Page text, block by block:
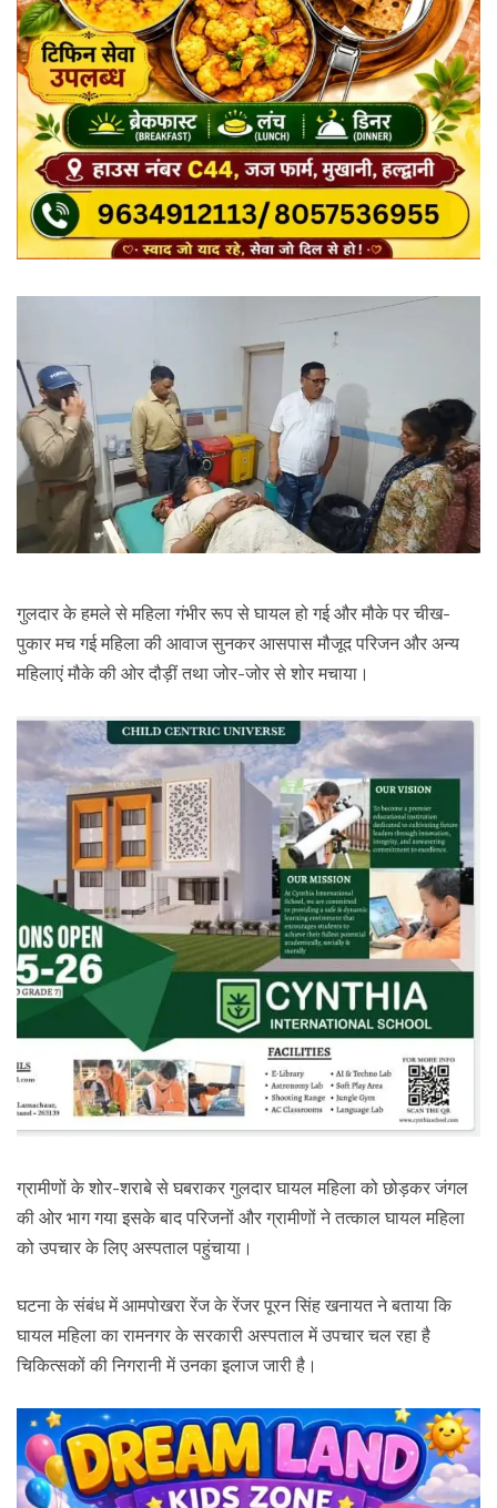
गुलदार के हमले से महिला गंभीर रूप से घायल हो गई और मौके पर चीख-
पुकार मच गई महिला की आवाज सुनकर आसपास मौजूद परिजन और अन्य
महिलाएं मौके की ओर दौड़ीं तथा जोर-जोर से शोर मचाया।
ग्रामीणों के शोर-शराबे से घबराकर गुलदार घायल महिला को छोड़कर जंगल
की ओर भाग गया इसके बाद परिजनों और ग्रामीणों ने तत्काल घायल महिला
को उपचार के लिए अस्पताल पहुंचाया।
घटना के संबंध में आमपोखरा रेंज के रेंजर पूरन सिंह खनायत ने बताया कि
घायल महिला का रामनगर के सरकारी अस्पताल में उपचार चल रहा है
चिकित्सकों की निगरानी में उनका इलाज जारी है।